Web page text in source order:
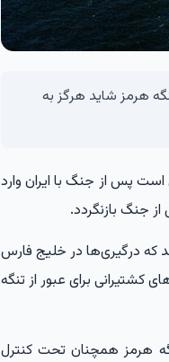
هرمز شاید هرگز به
پس از جنگ با ایران وارد
جنگ بازنگردد.
که درگیری‌ها در خلیج فارس
کشتیرانی برای عبور از تنگه
هرمز همچنان تحت کنترل